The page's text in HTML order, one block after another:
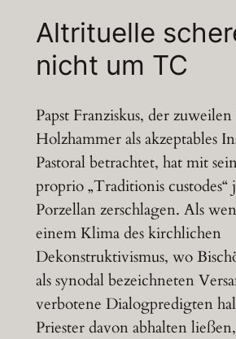
Altrituelle
nicht um TC
Papst Franziskus, der
Holzhammer als akzeptables
Pastoral betrachtet, hat mit
proprio „Traditionis custodes“
Porzellan zerschlagen. Als
einem Klima des kirchlichen
Dekonstruktivismus, wo
als synodal bezeichneten
verbotene Dialogpredigten
Priester davon abhalten